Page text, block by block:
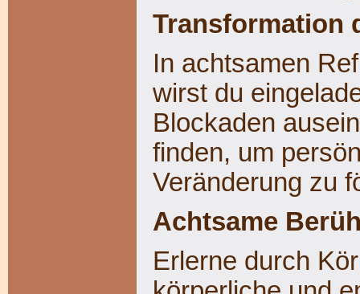
Transformation
In achtsamen
wirst du
Blockaden
finden, um
Veränderung zu
Achtsame
Erlerne durch